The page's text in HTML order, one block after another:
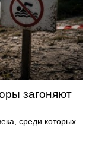
загоняют
среди которых